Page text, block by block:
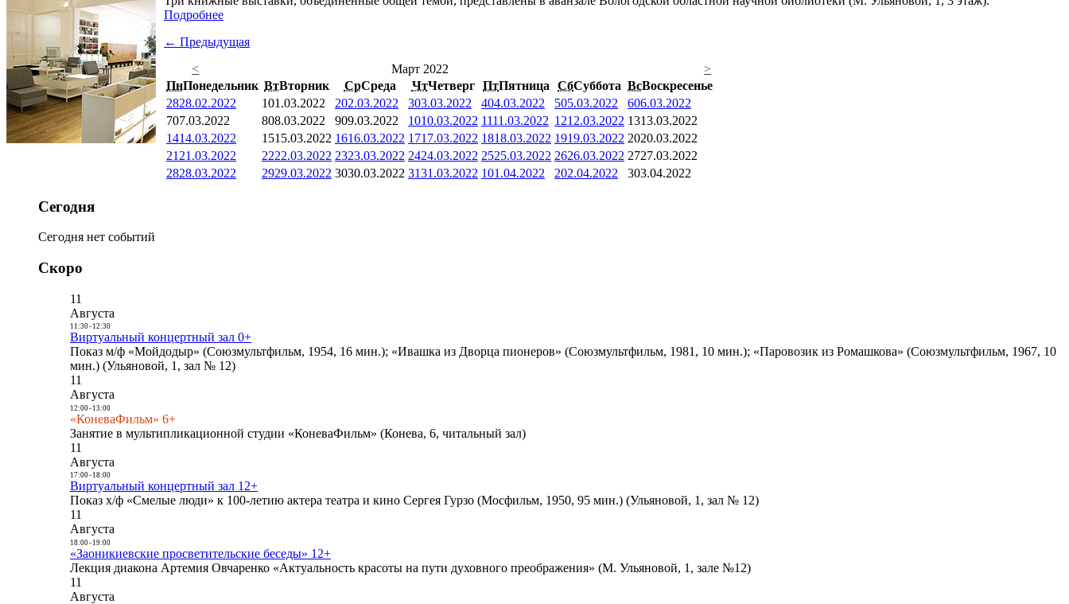
Подробнее
← Предыдущая
<
Март 2022
>
ПнПонедельник ВтВторник СрСреда ЧтЧетверг ПтПятница СбСуббота ВсВоскресенье
2828.02.2022 101.03.2022 202.03.2022 303.03.2022 404.03.2022 505.03.2022 606.03.2022
707.03.2022 808.03.2022 909.03.2022 1010.03.2022 1111.03.2022 1212.03.2022 1313.03.2022
1414.03.2022 1515.03.2022 1616.03.2022 1717.03.2022 1818.03.2022 1919.03.2022 2020.03.2022
21 21.03.2022 2222.03.2022 2323.03.2022 2424.03.2022 2525.03.2022 2626.03.2022 2727.03.2022
2828.03.2022 2929.03.2022 3030.03.2022 3131.03.2022 101.04.2022 202.04.2022 303.04.2022
Сегодня
Сегодня нет событий
Скоро
11
Августа
11:30- 12:30
Виртуальный концертный зал 0+
Показ м/ф «Мойдодыр» (Союзмультфильм, 1954, 16 мин.); «Ивашка из Дворца пионеров» (Союзмультфильм, 1981, 10 мин.); «Паровозик из Ромашкова» (Союзмультфильм, 1967, 10
мин.) (Ульяновой, 1, зал № 12)
11
Августа
12:00- 13:00
«КоневаФильм» 6+
Занятие в мультипликационной студии «КоневаФильм» (Конева, 6, читальный зал)
11
Августа
17:00- 18:00
Виртуальный концертный зал 12+
Показ х/ф «Смелые люди» к 100-летию актера театра и кино Сергея Гурзо (Мосфильм, 1950, 95 мин.) (Ульяновой, 1, зал № 12)
11
Августа
18:00- 19:00
«Заоникиевские просветительские беседы» 12+
Лекция диакона Артемия Овчаренко «Актуальность красоты на пути духовного преображения» (М. Ульяновой, 1, зале №12)
11
Августа